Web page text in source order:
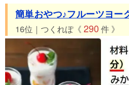
簡単おやつ♪フルーツヨー
16位｜つくれぽ《 290 件 》